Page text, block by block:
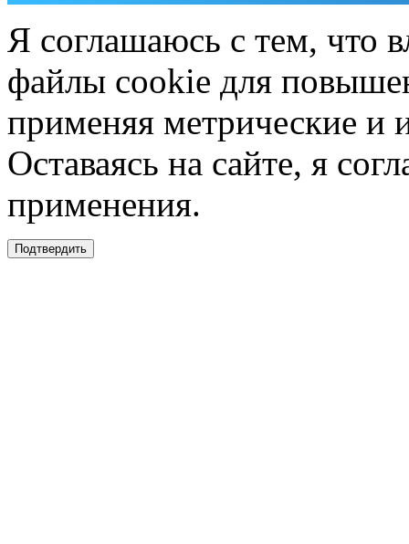
Я соглашаюсь с тем, что
файлы cookie для
применяя метрические и
Оставаясь на сайте, я
применения.
Подтвердить